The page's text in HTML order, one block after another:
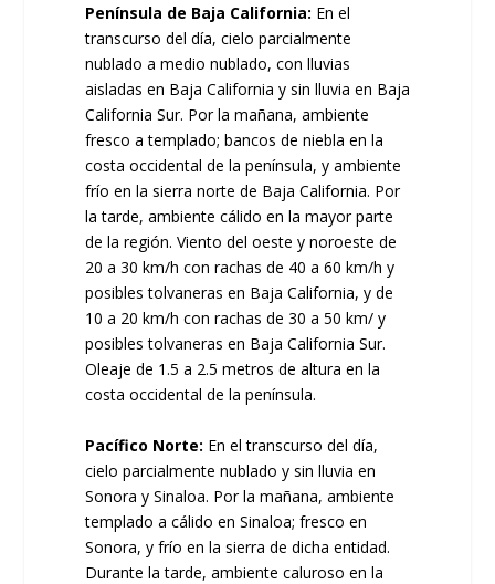
Península de Baja California: En el
transcurso del día, cielo parcialmente
nublado a medio nublado, con lluvias
aisladas en Baja California y sin lluvia en Baja
California Sur. Por la mañana, ambiente
fresco a templado; bancos de niebla en la
costa occidental de la península, y ambiente
frío en la sierra norte de Baja California. Por
la tarde, ambiente cálido en la mayor parte
de la región. Viento del oeste y noroeste de
20 a 30 km/h con rachas de 40 a 60 km/h y
posibles tolvaneras en Baja California, y de
10 a 20 km/h con rachas de 30 a 50 km/ y
posibles tolvaneras en Baja California Sur.
Oleaje de 1.5 a 2.5 metros de altura en la
costa occidental de la península.
Pacífico Norte: En el transcurso del día,
cielo parcialmente nublado y sin lluvia en
Sonora y Sinaloa. Por la mañana, ambiente
templado a cálido en Sinaloa; fresco en
Sonora, y frío en la sierra de dicha entidad.
Durante la tarde, ambiente caluroso en la